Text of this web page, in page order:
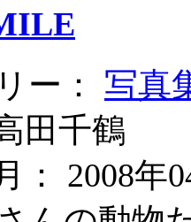
ー： 写真
田千鶴
： 2008年